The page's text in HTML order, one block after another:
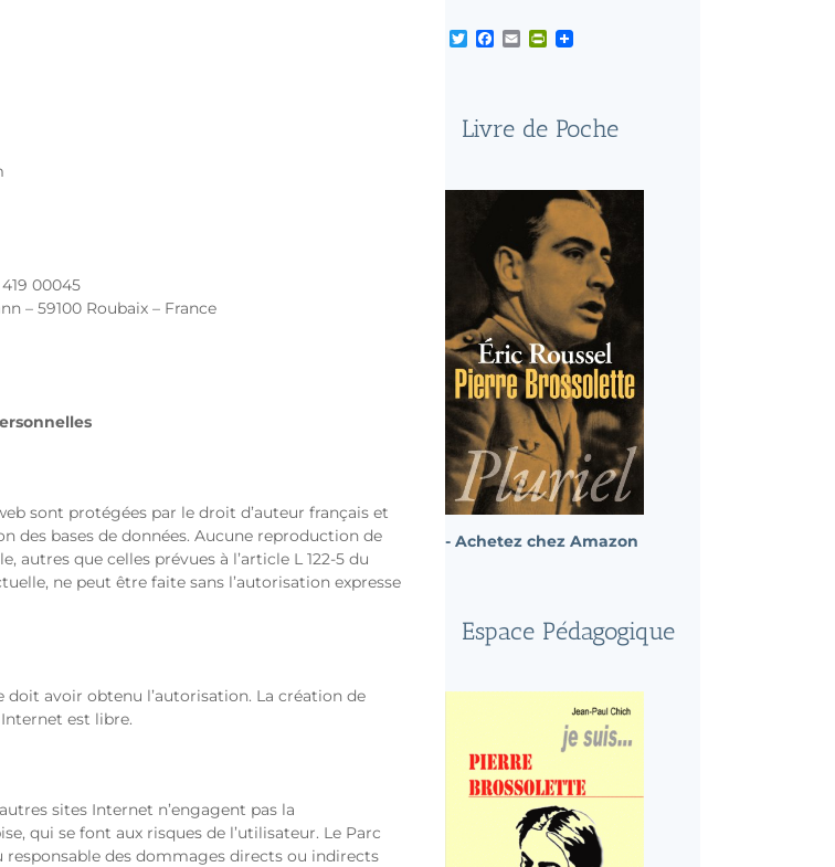
00045
– 59100 Roubaix – France
sont protégées par le droit d’auteur français et
des bases de données. Aucune reproduction de
autres que celles prévues à l’article L 122-5 du
ne peut être faite sans l’autorisation expresse
doit avoir obtenu l’autorisation. La création de
est libre.
sites Internet n’engagent pas la
qui se font aux risques de l’utilisateur. Le Parc
des dommages directs ou indirects
TwitterFacebook
EmailPrintFriendly
Livre de Poche
- Achetez chez Amazon
Espace Pédagogique